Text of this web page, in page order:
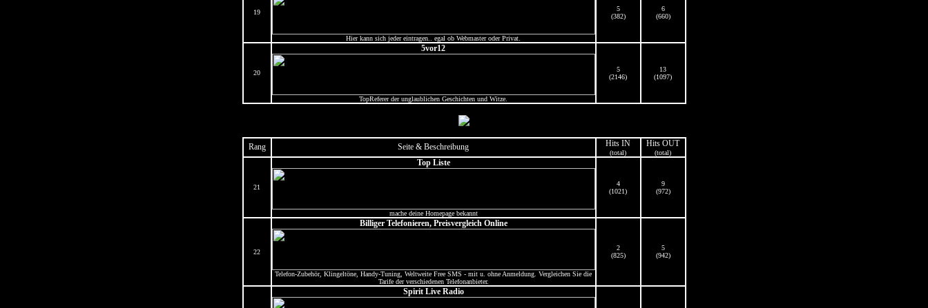
19
Hier kann sich jeder eintragen.. egal ob Webmaster oder Privat.
5
(382)
6
(660)
20
5vor12
TopReferer der unglaublichen Geschichten und Witze.
5
(2146)
13
(1097)
Rang Seite & Beschreibung Hits IN
(total)
Hits OUT
(total)
21
Top Liste
mache deine Homepage bekannt
4
(1021)
9
(972)
22
Billiger Telefonieren, Preisvergleich Online
Telefon-Zubehör, Klingeltöne, Handy-Tuning, Weltweite Free SMS - mit u. ohne Anmeldung. Vergleichen Sie die
Tarife der verschiedenen Telefonanbieter.
2
(825)
5
(942)
Spirit Live Radio